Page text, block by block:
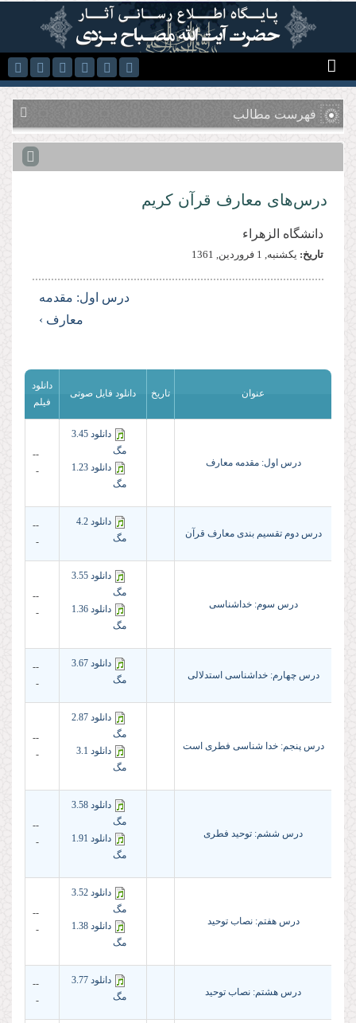
رفتن به محتوای اصلی
فهرست مطالب
درس‌هاى معارف قرآن كریم
دانشگاه الزهراء
تاریخ: يكشنبه, 1 فروردين, 1361
درس اول: مقدمه
معارف ›
عنوان تاریخ دانلود فایل صوتی
دانلود
فیلم
درس اول: مقدمه معارف
دانلود 3.45
مگ
دانلود 1.23
مگ
--
-
درس دوم تقسیم بندى معارف قرآن
دانلود 4.2
مگ
--
-
درس سوم: خداشناسى
دانلود 3.55
مگ
دانلود 1.36
مگ
--
-
درس چهارم: خداشناسى استدلالى
دانلود 3.67
مگ
--
-
درس پنجم: خدا شناسی فطری است
دانلود 2.87
مگ
دانلود 3.1
مگ
--
-
درس ششم: توحید فطرى
دانلود 3.58
مگ
دانلود 1.91
مگ
--
-
درس هفتم: نصاب توحید
دانلود 3.52
مگ
دانلود 1.38
مگ
--
-
درس هشتم: نصاب توحید
دانلود 3.77
مگ
--
-